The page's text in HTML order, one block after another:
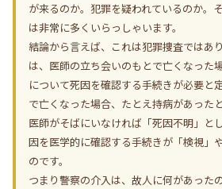
が来るのか。犯罪を疑われているのか。
は非常に多くいらっしゃいます。
結論から言えば、これは犯罪捜査ではあ
は、医師の立ち会いのもとで亡くなった
について死因を確認する手続きが必要と
で亡くなった場合、たとえ持病があった
医師がそばにいなければ「死因不明」と
因を医学的に確認する手続きが「検視」
のです。
つまり警察の介入は、故人に何があった